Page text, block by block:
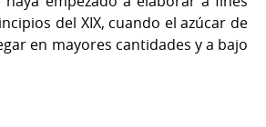
del XIX, cuando el azúcar de
en mayores cantidades y a bajo